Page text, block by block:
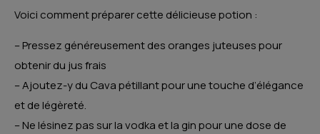
Voici comment préparer cette délicieuse potion :
– Pressez généreusement des oranges juteuses pour
obtenir du jus frais
– Ajoutez-y du Cava pétillant pour une touche d’élégance
et de légèreté.
– Ne lésinez pas sur la vodka et la gin pour une dose de